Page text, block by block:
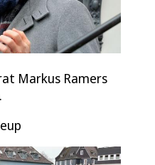
Markus Ramers